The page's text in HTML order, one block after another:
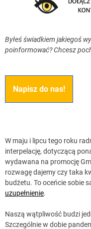
Byłeś świadkiem jakiegoś
poinformować? Chcesz
Napisz do nas!
W maju i lipcu tego roku
interpelację, dotyczącą
wydawana na promocję
rozwagę dajemy czy taka
budżetu. To oceńcie sobie
uzupełnienie.
Naszą wątpliwość budzi
Szczególnie w dobie